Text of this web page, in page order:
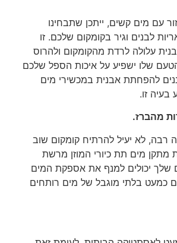
עם מים קשים, ייתכן שתבחינו
לבנים וגיר בקומקום שלכם. זו
עלולה לרדת מהקומקום ולהרוס
שלו ישפיע על איכות הספל שלכם
להפחתת אבנית במכשירי מים
בעיה זו.
מהברז.
רבה, לא יעיל להרתיח קומקום שוב
מתקן מים תת כיורי המוזן מרשת
יכולים למנף את אספקת המים
כמעט בלתי מוגבל של מים רותחים